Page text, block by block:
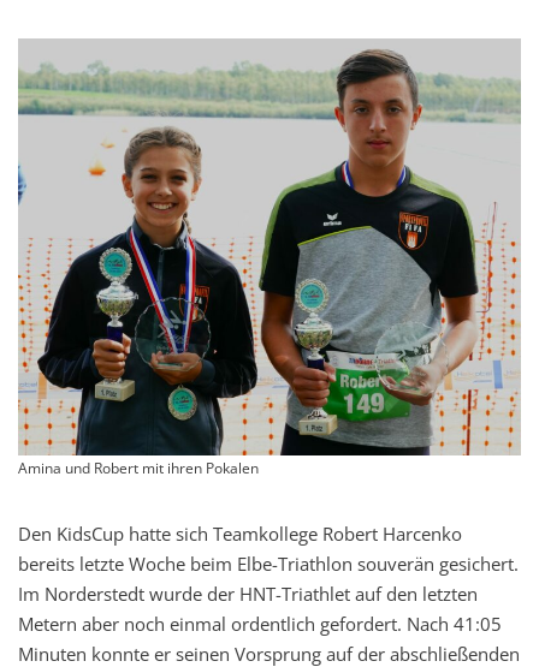
Amina und Robert mit ihren Pokalen
Den KidsCup hatte sich Teamkollege Robert Harcenko
bereits letzte Woche beim Elbe-Triathlon souverän gesichert.
Im Norderstedt wurde der HNT-Triathlet auf den letzten
Metern aber noch einmal ordentlich gefordert. Nach 41:05
Minuten konnte er seinen Vorsprung auf der abschließenden